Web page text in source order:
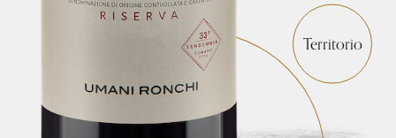
Territorio